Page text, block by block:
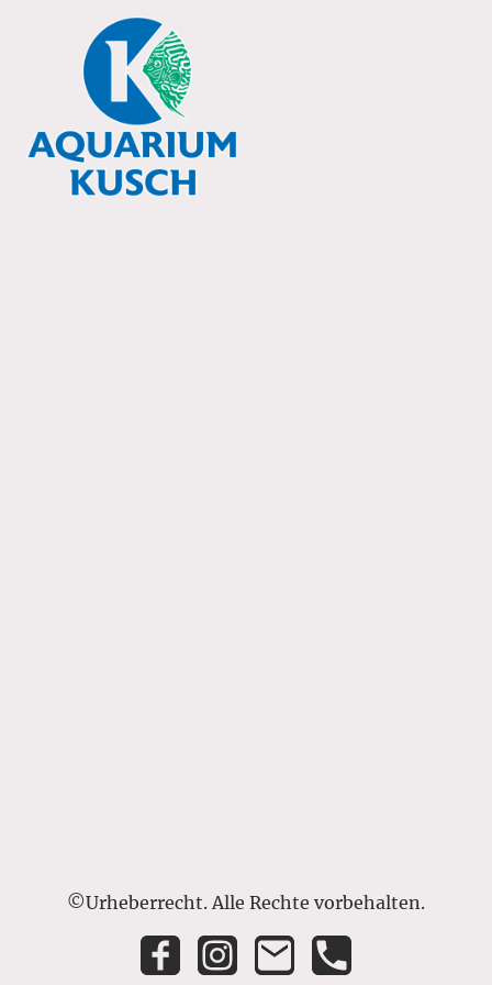
©Urheberrecht. Alle Rechte vorbehalten.